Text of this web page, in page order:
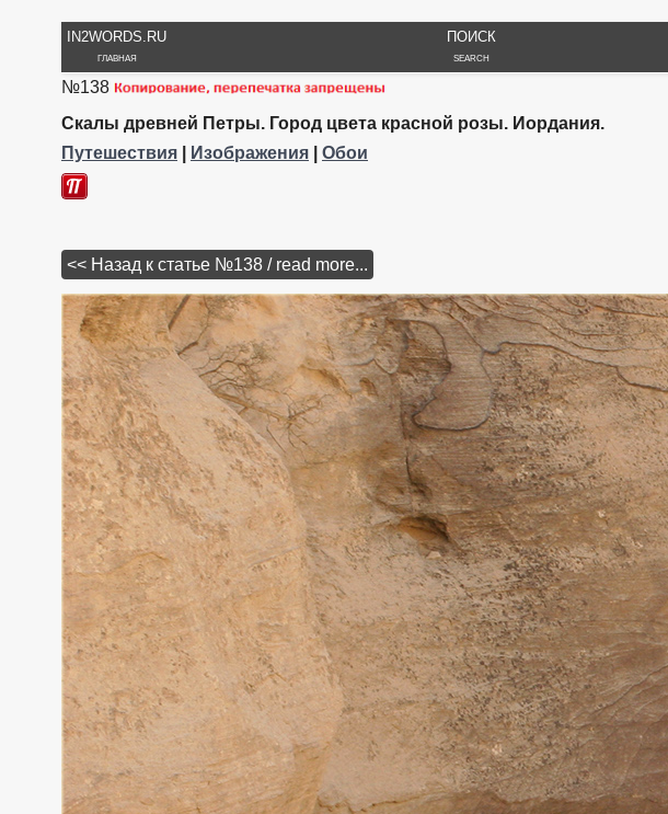
IN2WORDS.RU
ГЛАВНАЯ
ПОИСК
SEARCH
№138
Скалы древней Петры. Город цвета красной розы. Иордания.
Путешествия
Изображения Обои
<< Назад к статье №138 / read more...